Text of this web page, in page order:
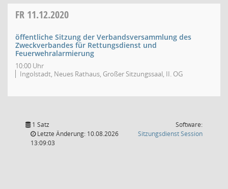
FR 11.12.2020
öffentliche Sitzung der Verbandsversammlung des
Zweckverbandes für Rettungsdienst und
Feuerwehralarmierung
10:00 Uhr
Ingolstadt, Neues Rathaus, Großer Sitzungssaal, II. OG
1 Satz
Letzte Änderung: 10.08.2026
13:09:03
Software:
SitzungsdienstSession(Wird in